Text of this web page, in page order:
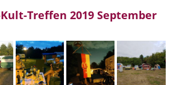
Kult-Treffen 2019 September